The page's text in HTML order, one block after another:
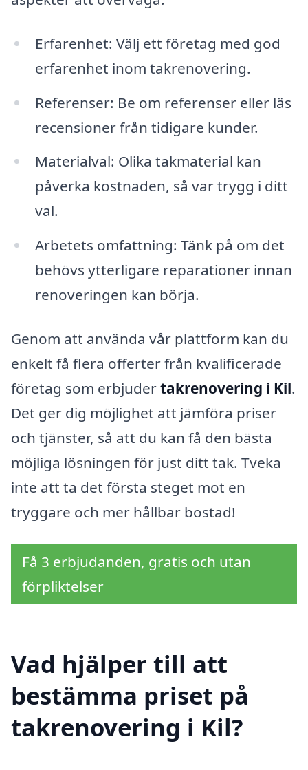
Erfarenhet: Välj ett företag med god
erfarenhet inom takrenovering.
Referenser: Be om referenser eller läs
recensioner från tidigare kunder.
Materialval: Olika takmaterial kan
påverka kostnaden, så var trygg i ditt
val.
Arbetets omfattning: Tänk på om det
behövs ytterligare reparationer innan
renoveringen kan börja.
Genom att använda vår plattform kan du
enkelt få flera offerter från kvalificerade
företag som erbjudertakrenovering i Kil.
Det ger dig möjlighet att jämföra priser
och tjänster, så att du kan få den bästa
möjliga lösningen för just ditt tak. Tveka
inte att ta det första steget mot en
tryggare och mer hållbar bostad!
Få 3 erbjudanden, gratis och utan
förpliktelser
Vad hjälper till att
bestämma priset på
takrenovering i Kil?